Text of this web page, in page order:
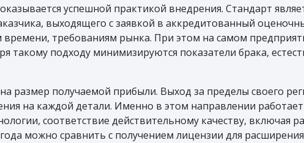
успешной практикой внедрения. Стандарт
выходящего с заявкой в аккредитованный
времени, требованиям рынка. При этом на самом
такому подходу минимизируются показатели брака,
размер получаемой прибыли. Выход за пределы своего
на каждой детали. Именно в этом направлении
соответствие действительному качеству, включая
можно сравнить с получением лицензии для